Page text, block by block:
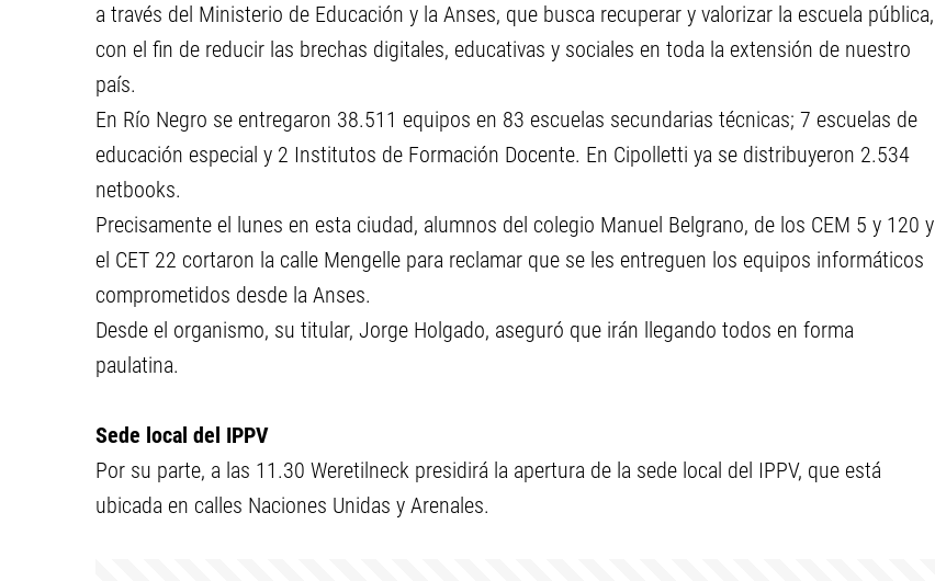
a través del Ministerio de Educación y la Anses, que busca recuperar y valorizar la escuela pública,
con el fin de reducir las brechas digitales, educativas y sociales en toda la extensión de nuestro
país.
En Río Negro se entregaron 38.511 equipos en 83 escuelas secundarias técnicas; 7 escuelas de
educación especial y 2 Institutos de Formación Docente. En Cipolletti ya se distribuyeron 2.534
netbooks.
Precisamente el lunes en esta ciudad, alumnos del colegio Manuel Belgrano, de los CEM 5 y 120 y
el CET 22 cortaron la calle Mengelle para reclamar que se les entreguen los equipos informáticos
comprometidos desde la Anses.
Desde el organismo, su titular, Jorge Holgado, aseguró que irán llegando todos en forma
paulatina.
Sede local del IPPV
Por su parte, a las 11.30 Weretilneck presidirá la apertura de la sede local del IPPV, que está
ubicada en calles Naciones Unidas y Arenales.